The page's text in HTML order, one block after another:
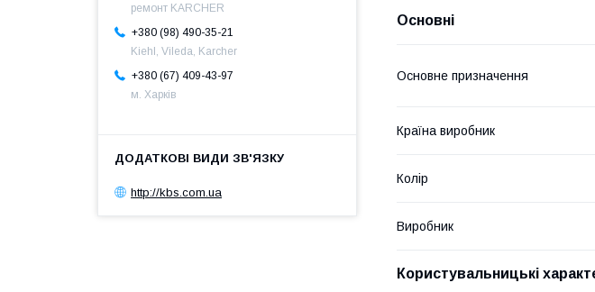
Основні
Основне призначення
Країна виробник
Колір
Виробник
Користувальницькі
ремонт KARCHER
+380 (98) 490-35-21
Kiehl, Vileda, Karcher
+380 (67) 409-43-97
м. Харків
http://kbs.com.ua